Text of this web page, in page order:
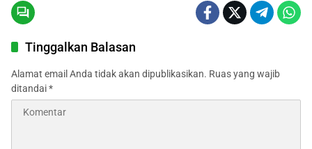
Tinggalkan Balasan
Alamat email Anda tidak akan dipublikasikan. Ruas yang wajib
ditandai*